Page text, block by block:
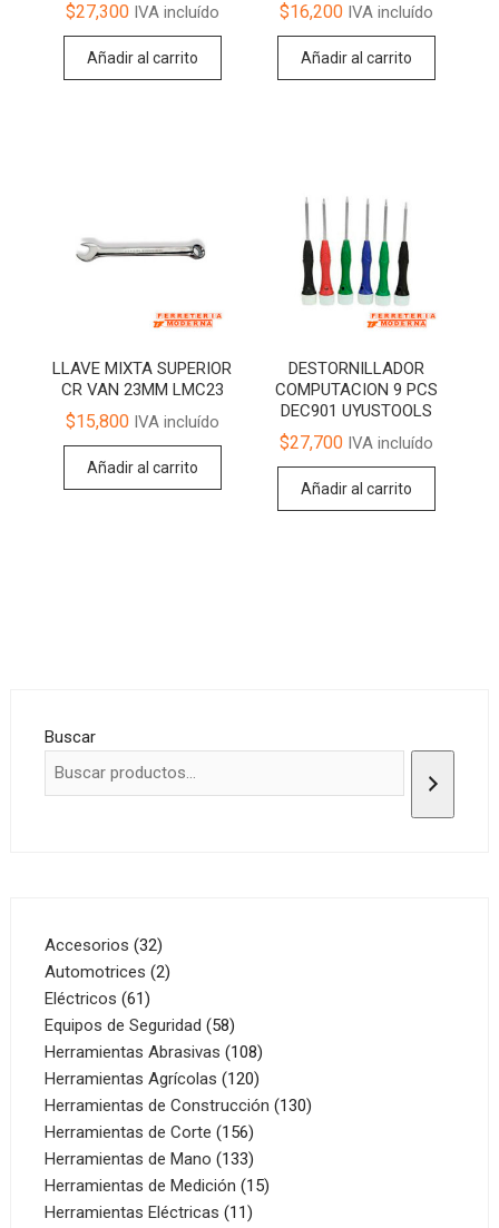
$27,300IVA incluído
Añadir al carrito
$16,200 IVA incluído
Añadir al carrito
LLAVE MIXTA SUPERIOR
CR VAN 23MM LMC23
$15,800IVA incluído
Añadir al carrito
DESTORNILLADOR
COMPUTACION 9 PCS
DEC901 UYUSTOOLS
$27,700 IVA incluído
Añadir al carrito
Buscar
Accesorios 3232
productos
Automotrices 22
Eléctricos 6161
productos
Equipos de Seguridad 5858
productos
Herramientas Abrasivas 108108
productos
Herramientas Agrícolas 120120
productos
Herramientas de Construcción 130130
Herramientas de Corte 156156
productos
Herramientas de Mano 133133
productos
Herramientas de Medición 1515
Herramientas Eléctricas 1111